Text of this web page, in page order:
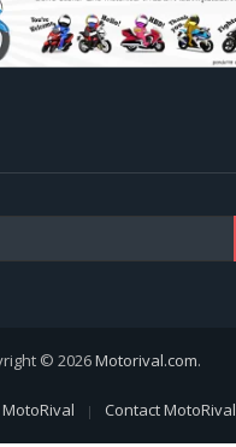
© 2026Motorival.com.
Contact MotoRival